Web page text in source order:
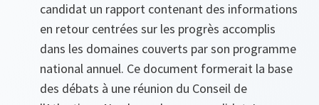
candidat un rapport contenant des informations
en retour centrées sur les progrès accomplis
dans les domaines couverts par son programme
national annuel. Ce document formerait la base
des débats à une réunion du Conseil de